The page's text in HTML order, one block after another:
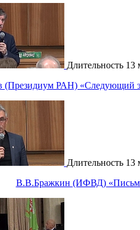
Длительность 13
(Президиум РАН) «Следующий
Длительность 13
В.В.Бражкин (ИФВД)